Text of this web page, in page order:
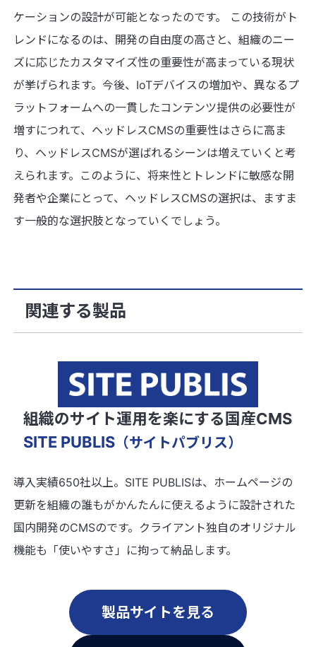
ケーションの設計が可能となったのです。 この技術がト
レンドになるのは、開発の自由度の高さと、組織のニー
ズに応じたカスタマイズ性の重要性が高まっている現状
が挙げられます。今後、IoTデバイスの増加や、異なるプ
ラットフォームへの一貫したコンテンツ提供の必要性が
増すにつれて、ヘッドレスCMSの重要性はさらに高ま
り、ヘッドレスCMSが選ばれるシーンは増えていくと考
えられます。このように、将来性とトレンドに敏感な開
発者や企業にとって、ヘッドレスCMSの選択は、ますま
す一般的な選択肢となっていくでしょう。
関連する製品
組織のサイト運用を楽にする国産CMS
SITE PUBLIS （サイトパブリス）
導入実績650社以上。SITE PUBLISは、ホームページの
更新を組織の誰もがかんたんに使えるように設計された
国内開発のCMSのです。クライアント独自のオリジナル
機能も「使いやすさ」に拘って納品します。
製品サイトを見る